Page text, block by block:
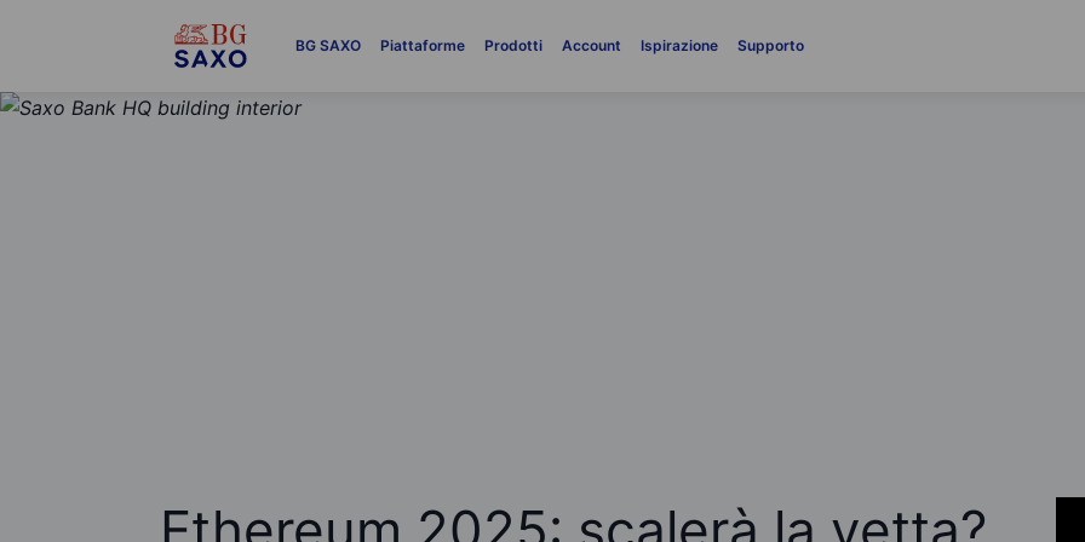
BG SAXO Piattaforme Prodotti Account Ispirazione Supporto